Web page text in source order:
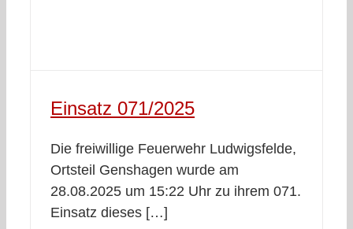
Einsatz 071/2025
Die freiwillige Feuerwehr Ludwigsfelde,
Ortsteil Genshagen wurde am
28.08.2025 um 15:22 Uhr zu ihrem 071.
Einsatz dieses […]